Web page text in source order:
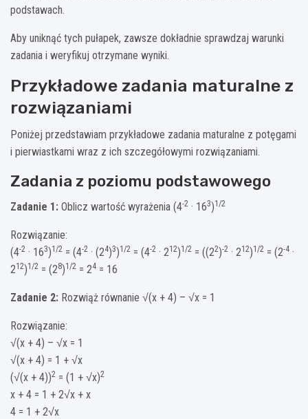
podstawach.
Aby uniknąć tych pułapek, zawsze dokładnie sprawdzaj warunki
zadania i weryfikuj otrzymane wyniki.
Przykładowe zadania maturalne z
rozwiązaniami
Poniżej przedstawiam przykładowe zadania maturalne z potęgami
i pierwiastkami wraz z ich szczegółowymi rozwiązaniami.
Zadania z poziomu podstawowego
Zadanie 1: Oblicz wartość wyrażenia (4-2 · 163)1/2
Rozwiązanie:
(4-2 · 163)1/2 = (4-2 · (24)3)1/2 = (4-2 · 212)1/2 = ((22)-2 · 212)1/2 = (2-4 ·
212)1/2 = (28)1/2 = 24 = 16
Zadanie 2: Rozwiąż równanie √(x + 4) – √x = 1
Rozwiązanie:
√(x + 4) – √x = 1
√(x + 4) = 1 + √x
(√(x + 4))2 = (1 + √x)2
x + 4 = 1 + 2√x + x
4 = 1 + 2√x